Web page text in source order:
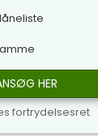
HER
fortrydelsesret